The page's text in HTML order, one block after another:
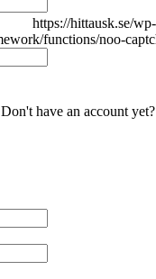
Don't have an account yet?